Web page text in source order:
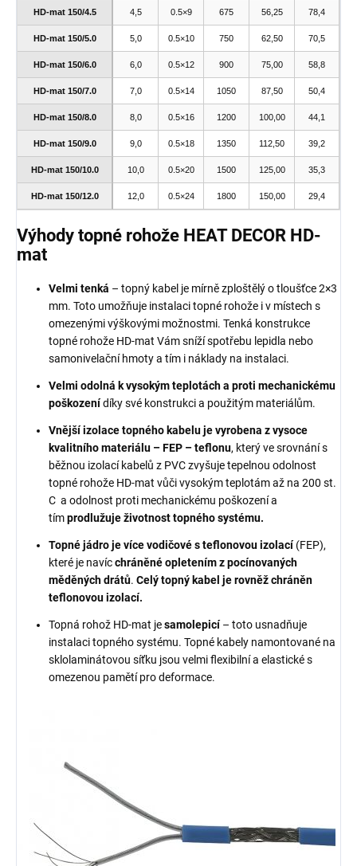
HD-mat 150/4.5 4,5 0.5×9 675 56,25 78,4
HD-mat 150/5.0 5,0 0.5×10 750 62,50 70,5
HD-mat 150/6.0 6,0 0.5×12 900 75,00 58,8
HD-mat 150/7.0 7,0 0.5×14 1050 87,50 50,4
HD-mat 150/8.0 8,0 0.5×16 1200 100,00 44,1
HD-mat 150/9.0 9,0 0.5×18 1350 112,50 39,2
HD-mat 150/10.0 10,0 0.5×20 1500 125,00 35,3
HD-mat 150/12.0 12,0 0.5×24 1800 150,00 29,4
Výhody topné rohože HEAT DECOR HD-
mat
Velmi tenká – topný kabel je mírně zploštělý o tloušťce 2×3
mm. Toto umožňuje instalaci topné rohože i v místech s
omezenými výškovými možnostmi. Tenká konstrukce
topné rohože HD-mat Vám sníží spotřebu lepidla nebo
samonivelační hmoty a tím i náklady na instalaci.
Velmi odolná k vysokým teplotách a proti mechanickému
poškozenídíky své konstrukci a použitým materiálům.
Vnější izolace topného kabelu je vyrobena z vysoce
kvalitního materiálu – FEP – teflonu, který ve srovnání s
běžnou izolací kabelů z PVC zvyšuje tepelnou odolnost
topné rohože HD-mat vůči vysokým teplotám až na 200 st.
C a odolnost proti mechanickému poškození a
tímprodlužuje životnost topného systému.
Topné jádro je více vodičové s teflonovou izolací (FEP),
které je navícchráněné opletením z pocínovaných
měděných drátů. Celý topný kabel je rovněž chráněn
teflonovou izolací.
Topná rohož HD-mat jesamolepicí – toto usnadňuje
instalaci topného systému. Topné kabely namontované na
sklolaminátovou síťku jsou velmi flexibilní a elastické s
omezenou pamětí pro deformace.